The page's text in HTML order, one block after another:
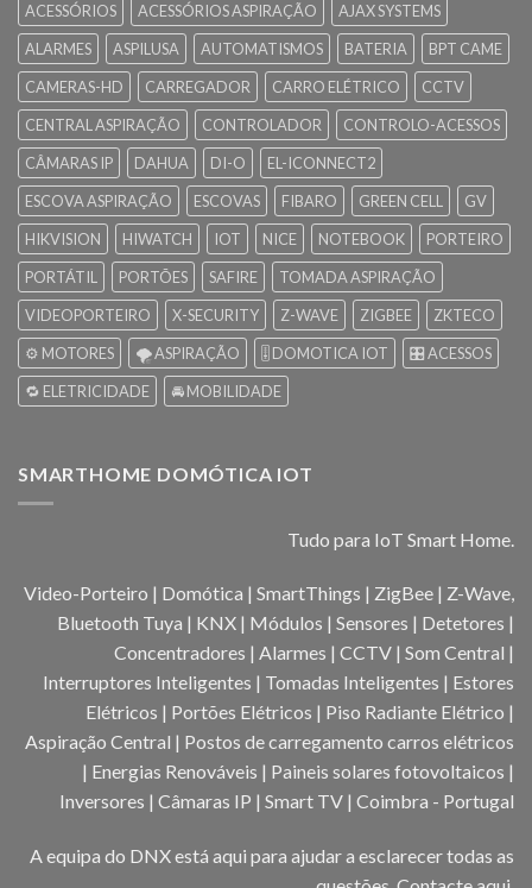
ACESSÓRIOS ACESSÓRIOS ASPIRAÇÃO
AJAX SYSTEMS
ALARMES
ASPILUSA AUTOMATISMOS BATERIA
BPT CAME
CAMERAS-HD
CARREGADOR CARRO ELÉTRICO
CCTV
CENTRAL ASPIRAÇÃO
CONTROLADOR
CONTROLO-ACESSOS
CÂMARAS IP
DAHUA DI-O
EL-ICONNECT2
ESCOVA ASPIRAÇÃO
ESCOVAS FIBARO GREEN CELL
GV
HIKVISION
HIWATCH IOT NICE NOTEBOOK
PORTEIRO
PORTÁTIL
PORTÕES SAFIRE
TOMADA ASPIRAÇÃO
VIDEOPORTEIRO
X-SECURITY Z-WAVE ZIGBEE
ZKTECO
⚙️ MOTORES
🌪️ ASPIRAÇÃO 🎚️ DOMOTICA IOT
🎛️ ACESSOS
🔁 ELETRICIDADE
🚘 MOBILIDADE
SMARTHOME DOMÓTICA IOT
Tudo para IoT Smart Home.
Video-Porteiro | Domótica | SmartThings | ZigBee | Z-Wave,
Bluetooth Tuya | KNX | Módulos | Sensores | Detetores |
Concentradores | Alarmes | CCTV | Som Central |
Interruptores Inteligentes | Tomadas Inteligentes | Estores
Elétricos | Portões Elétricos | Piso Radiante Elétrico |
Aspiração Central | Postos de carregamento carros elétricos
| Energias Renováveis | Paineis solares fotovoltaicos |
Inversores | Câmaras IP | Smart TV | Coimbra - Portugal
A equipa do DNX está aqui para ajudar a esclarecer todas as